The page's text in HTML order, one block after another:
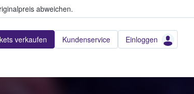
abweichen.
verkaufen Kundenservice Einloggen